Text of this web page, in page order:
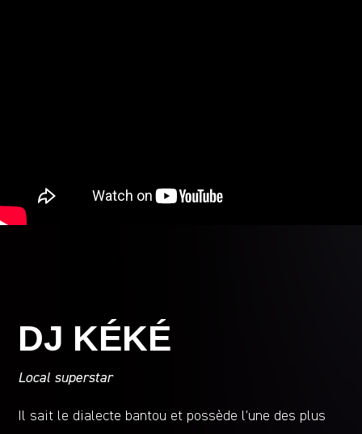
DJ KÉKÉ
Local superstar
Il sait le dialecte bantou et possède l’une des plus